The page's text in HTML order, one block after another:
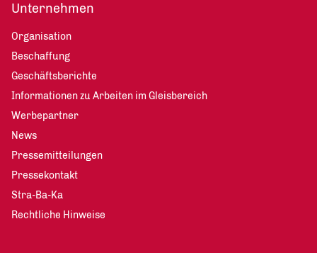
Unternehmen
Organisation
Beschaffung
Geschäftsberichte
Informationen zu Arbeiten im Gleisbereich
Werbepartner
News
Pressemitteilungen
Pressekontakt
Stra-Ba-Ka
Rechtliche Hinweise